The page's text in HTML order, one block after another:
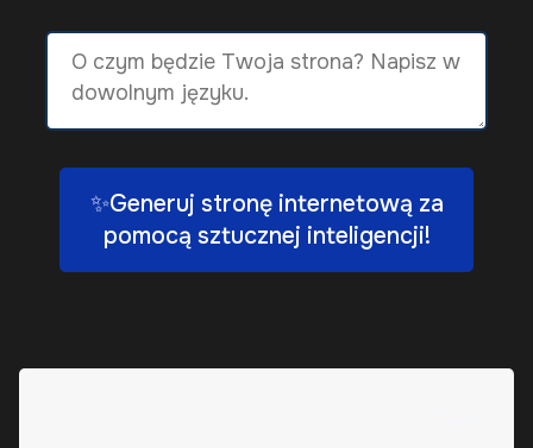
✨Generuj stronę internetową za
pomocą sztucznej inteligencji!